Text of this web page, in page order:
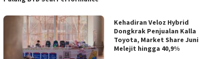
Kehadiran Veloz Hybrid
Dongkrak Penjualan Kalla
Toyota, Market Share Juni
Melejit hingga 40,9%